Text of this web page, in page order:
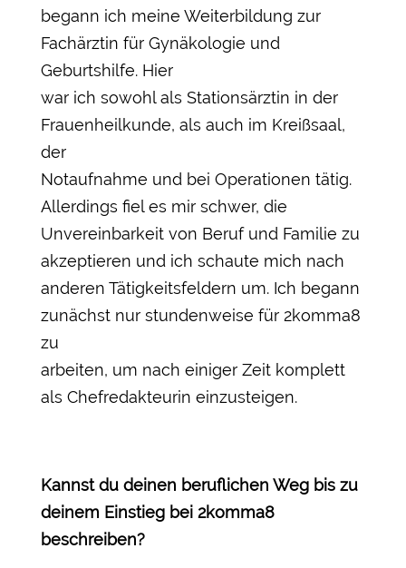
begann ich meine Weiterbildung zur
Fachärztin für Gynäkologie und
Geburtshilfe. Hier
war ich sowohl als Stationsärztin in der
Frauenheilkunde, als auch im Kreißsaal,
der
Notaufnahme und bei Operationen tätig.
Allerdings fiel es mir schwer, die
Unvereinbarkeit von Beruf und Familie zu
akzeptieren und ich schaute mich nach
anderen Tätigkeitsfeldern um. Ich begann
zunächst nur stundenweise für 2komma8
zu
arbeiten, um nach einiger Zeit komplett
als Chefredakteurin einzusteigen.
Kannst du deinen beruflichen Weg bis zu
deinem Einstieg bei 2komma8
beschreiben?